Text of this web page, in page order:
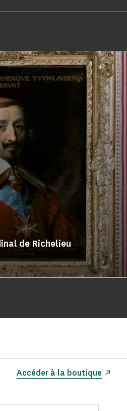
de Richelieu
Accéder à la boutique